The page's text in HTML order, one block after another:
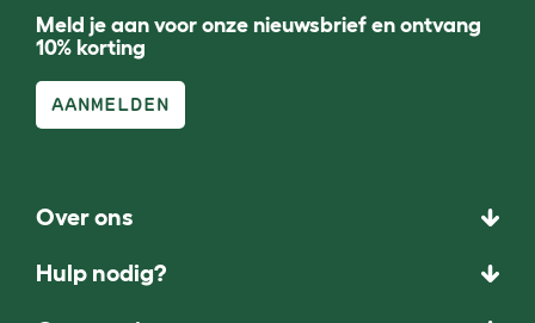
Meld je aan voor onze nieuwsbrief en ontvang
10% korting
AANMELDEN
Over ons
Hulp nodig?